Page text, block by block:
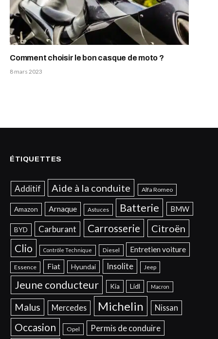
Comment choisir le bon casque de moto ?
8 mars 2023
ÉTIQUETTES
Additif Aide à la conduite Alfa Romeo
Amazon Arnaque Astuces Batterie BMW
BYD Carburant Carrosserie Citroën
Clio Contrôle Technique Diesel Entretien voiture
Essence Fiat Hyundai Insolite Jeep
Jeune conducteur Kia Lidl Macron
Malus Mercedes Michelin Nissan
Occasion Opel Permis de conduire